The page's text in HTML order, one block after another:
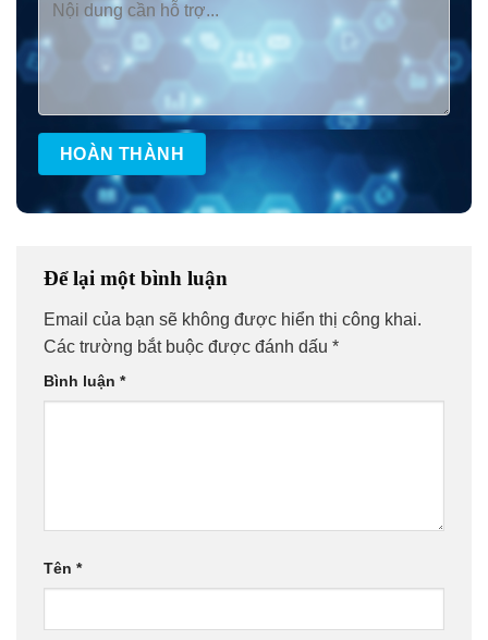
Để lại một bình luận
Email của bạn sẽ không được hiển thị công khai.
Các trường bắt buộc được đánh dấu *
Bình luận *
Tên *